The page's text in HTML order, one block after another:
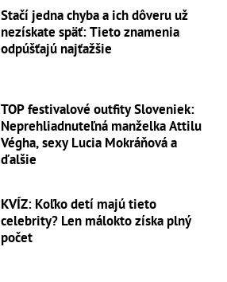
Stačí jedna chyba a ich dôveru už
nezískate späť: Tieto znamenia
odpúšťajú najťažšie
TOP festivalové outfity Sloveniek:
Neprehliadnuteľná manželka Attilu
Végha, sexy Lucia Mokráňová a
ďalšie
KVÍZ: Koľko detí majú tieto
celebrity? Len málokto získa plný
počet